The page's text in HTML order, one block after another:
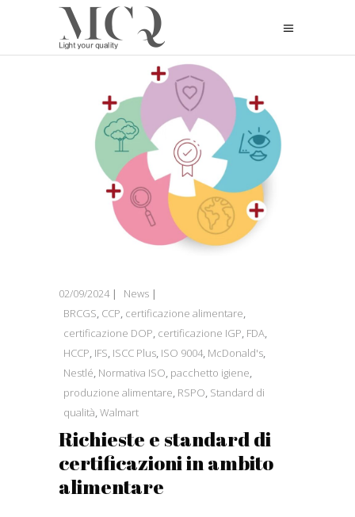
02/09/2024
News
BRCGS, CCP, certificazione alimentare,
certificazione DOP, certificazione IGP, FDA,
HCCP, IFS, ISCC Plus, ISO 9004, McDonald's,
Nestlé, Normativa ISO, pacchetto igiene,
produzione alimentare, RSPO, Standard di
qualità,Walmart
Richieste e standard di
certificazioni in ambito
alimentare